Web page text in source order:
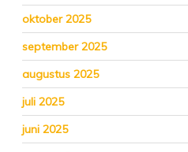
oktober 2025
september 2025
augustus 2025
juli 2025
juni 2025